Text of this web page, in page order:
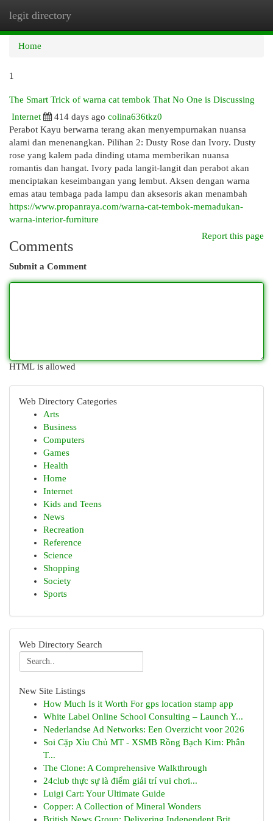
legit directory
Home
1
The Smart Trick of warna cat tembok That No One is Discussing
Internet
414 days ago colina636tkz0
Perabot Kayu berwarna terang akan menyempurnakan nuansa
alami dan menenangkan. Pilihan 2: Dusty Rose dan Ivory. Dusty
rose yang kalem pada dinding utama memberikan nuansa
romantis dan hangat. Ivory pada langit-langit dan perabot akan
menciptakan keseimbangan yang lembut. Aksen dengan warna
emas atau tembaga pada lampu dan aksesoris akan menambah
https://www.propanraya.com/warna-cat-tembok-memadukan-
warna-interior-furniture
Report this page
Comments
Submit a Comment
HTML is allowed
Web Directory Categories
Arts
Business
Computers
Games
Health
Home
Internet
Kids and Teens
News
Recreation
Reference
Science
Shopping
Society
Sports
Web Directory Search
New Site Listings
How Much Is it Worth For gps location stamp app
White Label Online School Consulting – Launch Y...
Nederlandse Ad Networks: Een Overzicht voor 2026
Soi Cặp Xỉu Chủ MT - XSMB Rồng Bạch Kim: Phân
T...
The Clone: A Comprehensive Walkthrough
24club thực sự là điểm giải trí vui chơi...
Luigi Cart: Your Ultimate Guide
Copper: A Collection of Mineral Wonders